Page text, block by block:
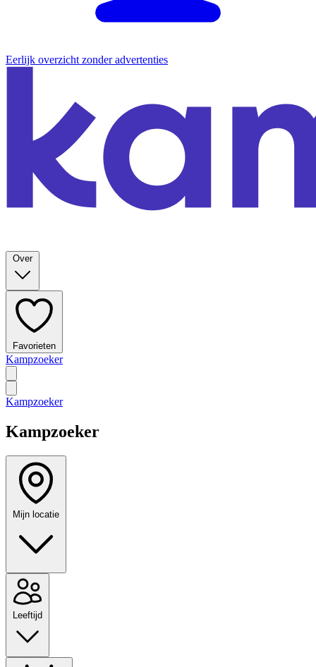
Eerlijk overzicht zonder advertenties
Over
Favorieten
Kampzoeker
Kampzoeker
Kampzoeker
Mijn locatie
Leeftijd